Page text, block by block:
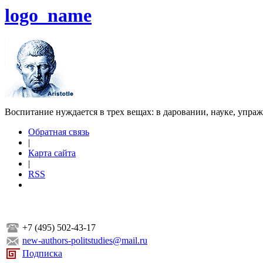
logo_name
Воспитание нуждается в трех вещах: в даровании, науке,
Обратная связь
|
Карта сайта
|
RSS
+7 (495) 502-43-17
new-authors-politstudies@mail.ru
Подписка